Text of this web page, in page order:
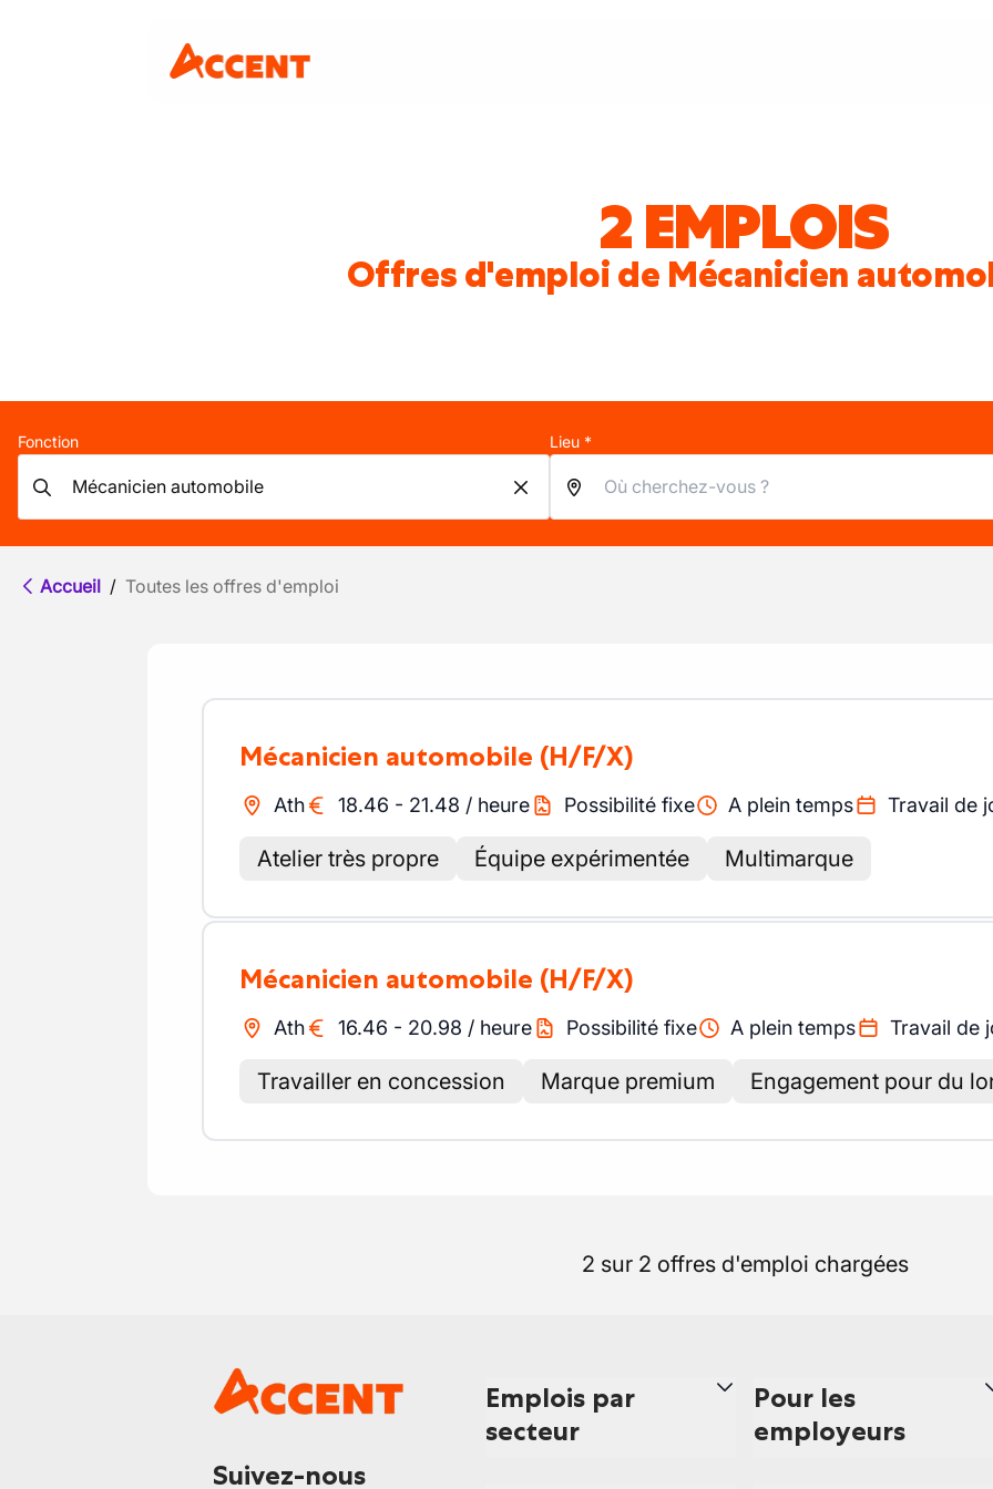
2 EMPLOIS
Offres d'emploi de Mécanicien
Fonction Lieu *
Accueil / Toutes les offres d'emploi
Mécanicien automobile (H/F/X)
Ath 18.46 - 21.48 / heure Possibilité fixe A plein temps Travail de
Atelier très propre Équipe expérimentée Multimarque
Mécanicien automobile (H/F/X)
Ath 16.46 - 20.98 / heure Possibilité fixe A plein temps Travail de
Travailler en concession Marque premium Engagement pour du
2 sur 2 offres d'emploi chargées
Suivez-nous
Emplois par
secteur
Pour les
employeurs